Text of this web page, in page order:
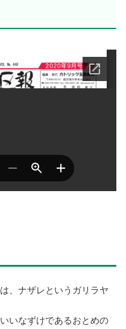
、ナザレというガリラヤ
いなずけであるおとめの